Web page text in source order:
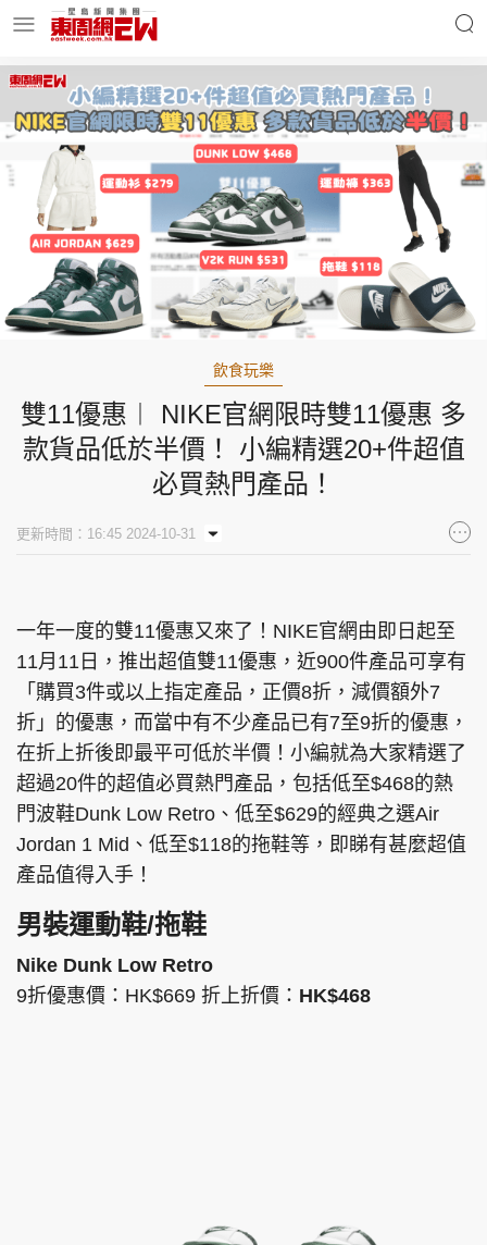
明星名人 時事財經
東周Ladies 優享生活
東周食玩通 會員活動
玄學靈異 東周專欄
東周刊 cazbuyer 東Touch
PCM 電腦廣場 星島頭條 星島日報
頭條日報 星島環球 The Standard
親子王
飲食玩樂
雙11優惠︱ NIKE官網限時雙11優惠 多
款貨品低於半價！ 小編精選20+件超值
必買熱門產品！
更新時間：16:45 2024-10-31
一年一度的雙11優惠又來了！NIKE官網由即日起至
11月11日，推出超值雙11優惠，近900件產品可享有
「購買3件或以上指定產品，正價8折，減價額外7
折」的優惠，而當中有不少產品已有7至9折的優惠，
在折上折後即最平可低於半價！小編就為大家精選了
超過20件的超值必買熱門產品，包括低至$468的熱
門波鞋Dunk Low Retro、低至$629的經典之選Air
Jordan 1 Mid、低至$118的拖鞋等，即睇有甚麼超值
產品值得入手！
男裝運動鞋/拖鞋
Nike Dunk Low Retro
9折優惠價：HK$669 折上折價： HK$468